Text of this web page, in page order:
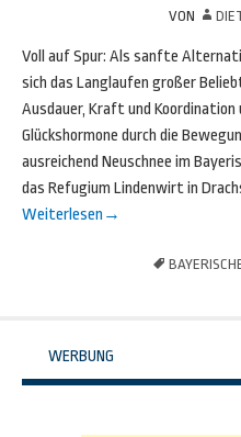
VON
Voll auf Spur: Als sanfte
sich das Langlaufen großer
Ausdauer, Kraft und
Glückshormone durch die
ausreichend Neuschnee im
das Refugium Lindenwirt in
Weiterlesen →
WERBUNG